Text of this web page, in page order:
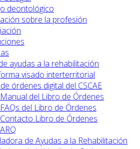
deontológico
sobre la profesión
ayudas a la rehabilitación
visado interterritorial
órdenes digital del CSCAE
Manual del Libro de Órdenes
FAQs del Libro de Órdenes
Contacto Libro de Órdenes
de Ayudas a la Rehabilitación